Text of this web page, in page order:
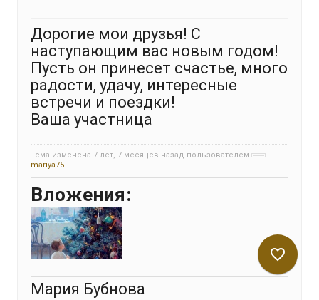
Дорогие мои друзья! С
наступающим вас новым годом!
Пусть он принесет счастье, много
радости, удачу, интересные
встречи и поездки!
Ваша участница
Тема изменена 7 лет, 7 месяцев назад пользователем
mariya75.
Вложения:
Мария Бубнова
favorite_border